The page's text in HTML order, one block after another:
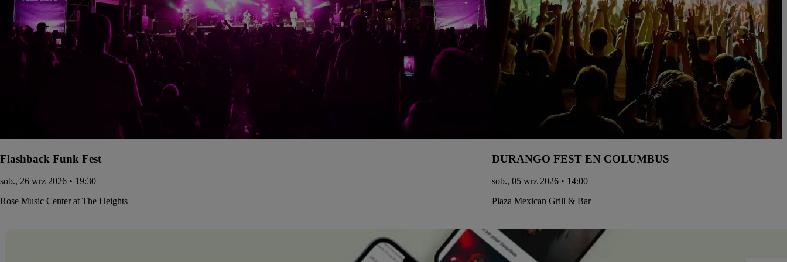
Flashback Funk Fest
sob., 26 wrz 2026 • 19:30
Rose Music Center at The Heights
DURANGO FEST EN COLUMBUS
sob., 05 wrz 2026 • 14:00
Plaza Mexican Grill & Bar